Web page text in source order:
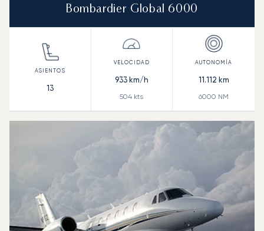
Bombardier Global 6000
13
933km/h
504 kts
11.112 km
6000 NM